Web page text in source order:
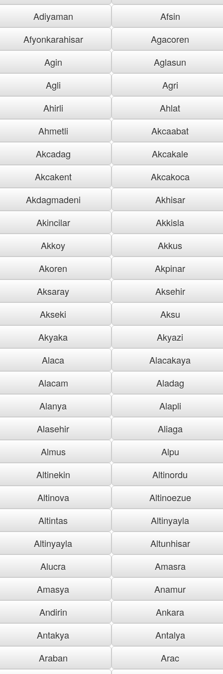
Adiyaman
Afsin
Afyonkarahisar
Agacoren
Agin
Aglasun
Agli
Agri
Ahirli
Ahlat
Ahmetli
Akcaabat
Akcadag
Akcakale
Akcakent
Akcakoca
Akdagmadeni
Akhisar
Akincilar
Akkisla
Akkoy
Akkus
Akoren
Akpinar
Aksaray
Aksehir
Akseki
Aksu
Akyaka
Akyazi
Alaca
Alacakaya
Alacam
Aladag
Alanya
Alapli
Alasehir
Aliaga
Almus
Alpu
Altinekin
Altinordu
Altinova
Altinoezue
Altintas
Altinyayla
Altinyayla
Altunhisar
Alucra
Amasra
Amasya
Anamur
Andirin
Ankara
Antakya
Antalya
Araban
Arac